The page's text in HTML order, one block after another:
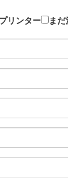
リンター まだ